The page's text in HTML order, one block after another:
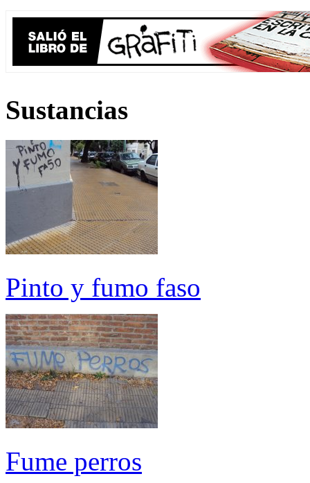
Sustancias
Pinto y fumo faso
Fume perros